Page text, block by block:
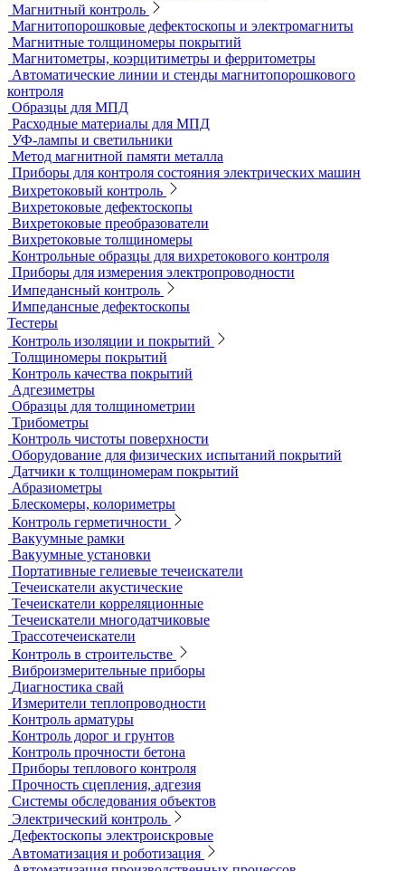
Магнитный контроль
Магнитопорошковые дефектоскопы и электромагниты
Магнитные толщиномеры покрытий
Магнитометры, коэрцитиметры и ферритометры
Автоматические линии и стенды магнитопорошкового
контроля
Образцы для МПД
Расходные материалы для МПД
УФ-лампы и светильники
Метод магнитной памяти металла
Приборы для контроля состояния электрических машин
Вихретоковый контроль
Вихретоковые дефектоскопы
Вихретоковые преобразователи
Вихретоковые толщиномеры
Контрольные образцы для вихретокового контроля
Приборы для измерения электропроводности
Импедансный контроль
Импедансные дефектоскопы
Тестеры
Контроль изоляции и покрытий
Толщиномеры покрытий
Контроль качества покрытий
Адгезиметры
Образцы для толщинометрии
Трибометры
Контроль чистоты поверхности
Оборудование для физических испытаний покрытий
Датчики к толщиномерам покрытий
Абразиометры
Блескомеры, колориметры
Контроль герметичности
Вакуумные рамки
Вакуумные установки
Портативные гелиевые течеискатели
Течеискатели акустические
Течеискатели корреляционные
Течеискатели многодатчиковые
Трассотечеискатели
Контроль в строительстве
Виброизмерительные приборы
Диагностика свай
Измерители теплопроводности
Контроль арматуры
Контроль дорог и грунтов
Контроль прочности бетона
Приборы теплового контроля
Прочность сцепления, адгезия
Системы обследования объектов
Электрический контроль
Дефектоскопы электроискровые
Автоматизация и роботизация